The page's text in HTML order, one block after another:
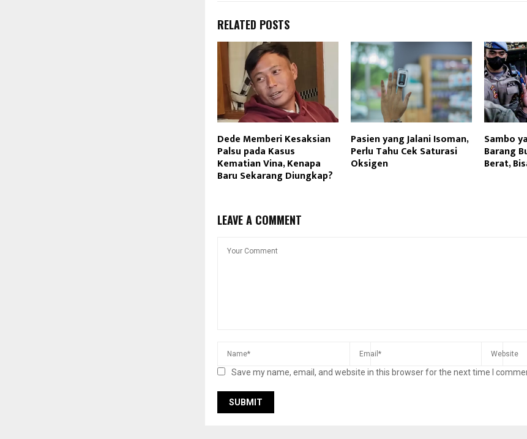
RELATED POSTS
Dede Memberi Kesaksian
Palsu pada Kasus
Kematian Vina, Kenapa
Baru Sekarang Diungkap?
Pasien yang Jalani Isoman,
Perlu Tahu Cek Saturasi
Oksigen
Sambo
Barang
Berat,
LEAVE A COMMENT
Save my name, email, and website in this browser for the next time I